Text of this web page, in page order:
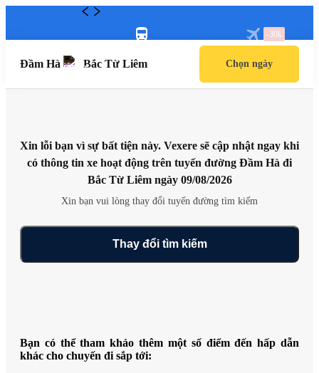
Nhận ưu đãi thành viên độc quyền
-30k/ghế khi đặt vé máy bay qua app -30k
Đầm Hà Bắc Từ Liêm Chọn ngày
Xin lỗi bạn vì sự bất tiện này. Vexere sẽ cập nhật ngay khi
có thông tin xe hoạt động trên tuyến đường Đầm Hà đi
Bắc Từ Liêm ngày 09/08/2026
Xin bạn vui lòng thay đổi tuyến đường tìm kiếm
Thay đổi tìm kiếm
Bạn có thể tham khảo thêm một số điểm đến hấp dẫn
khác cho chuyến đi sắp tới: